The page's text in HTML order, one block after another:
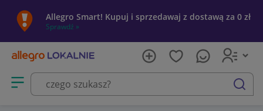
Allegro Smart! Kupuj i sprzedawaj z dostawą za 0 zł
Sprawdź »
Otwórz menu z kategoriami
szukaj